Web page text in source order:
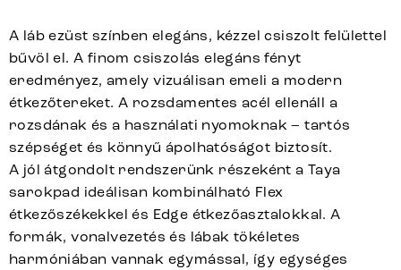
A láb ezüst színben elegáns, kézzel csiszolt felülettel
bűvöl el. A finom csiszolás elegáns fényt
eredményez, amely vizuálisan emeli a modern
étkezőtereket. A rozsdamentes acél ellenáll a
rozsdának és a használati nyomoknak – tartós
szépséget és könnyű ápolhatóságot biztosít.
A jól átgondolt rendszerünk részeként a Taya
sarokpad ideálisan kombinálható Flex
étkezőszékekkel és Edge étkezőasztalokkal. A
formák, vonalvezetés és lábak tökéletes
harmóniában vannak egymással, így egységes